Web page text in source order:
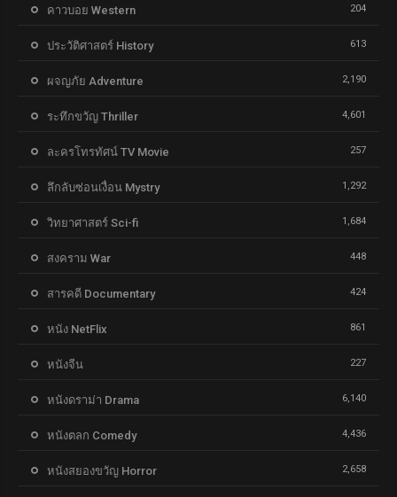
คาวบอย Western 204
ประวัติศาสตร์ History 613
ผจญภัย Adventure 2,190
ระทึกขวัญ Thriller 4,601
ละครโทรทัศน์ TV Movie 257
ลึกลับซ่อนเงื่อน Mystry 1,292
วิทยาศาสตร์ Sci-fi 1,684
สงคราม War 448
สารคดี Documentary 424
หนัง NetFlix 861
หนังจีน 227
หนังดราม่า Drama 6,140
หนังตลก Comedy 4,436
หนังสยองขวัญ Horror 2,658